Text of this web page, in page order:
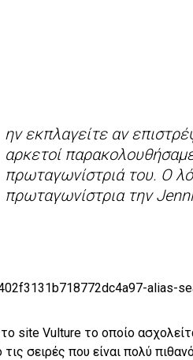
ην εκπλαγείτε αν
αρκετοί
πρωταγωνίστριά του. Ο
πρωταγωνίστρια την
site Vulture το οποίο
τις σειρές που είναι πολύ